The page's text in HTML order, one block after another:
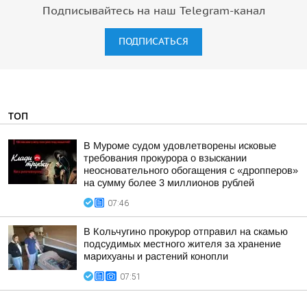
Подписывайтесь на наш Telegram-канал
ПОДПИСАТЬСЯ
ТОП
В Муроме судом удовлетворены исковые
требования прокурора о взыскании
неосновательного обогащения с «дропперов»
на сумму более 3 миллионов рублей
07:46
В Кольчугино прокурор отправил на скамью
подсудимых местного жителя за хранение
марихуаны и растений конопли
07:51